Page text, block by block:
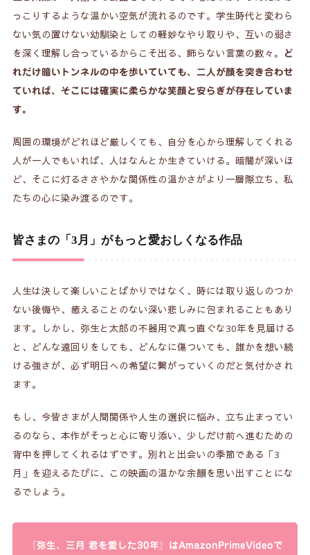
っこりするような温かい空気が流れるのです。学生時代と変わら
ない気の置けない幼馴染としての軽妙なやり取りや、互いの弱さ
を深く理解し合っているからこそ出る、飾らない言葉の数々。
ど
れだけ暗いトンネルの中を歩いていても、二人が顔を突き合わせ
ていれば、そこには確実に柔らかな笑顔と安らぎが存在していま
す。
周囲の環境がどれほど厳しくても、自分を心から理解してくれる
人が一人でもいれば、人はなんとか生きていける。暗闇が深いほ
ど、そこに灯るささやかな関係性の温かさがより一層際立ち、私
たちの心に染み渡るのです。
皆さまの「3月」がもっと愛おしくなる作品
人生は決して楽しいことばかりではなく、時には取り返しのつか
ない後悔や、癒えることのない深い悲しみに包まれることもあり
ます。しかし、弥生と太郎の不器用で真っ直ぐな30年を見届ける
と、どんな遠回りをしても、どんなに傷ついても、誰かを想い続
ける強さが、必ず明日への希望に繋がっていくのだと気付かされ
ます。
もし、今皆さまが人間関係や人生の選択に悩み、立ち止まってい
るのなら、本作がそっと心に寄り添い、少しだけ前へ進むための
背中を押してくれるはずです。別れと出会いの季節である「3
月」を迎えるたびに、この映画の温かな余韻を思い出すことにな
るでしょう。
『弥生、三月 君を愛した30年』はAmazonPrimeVideoで